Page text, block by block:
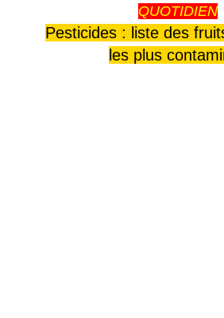
QUOTIDIEN
Pesticides : liste des
les plus